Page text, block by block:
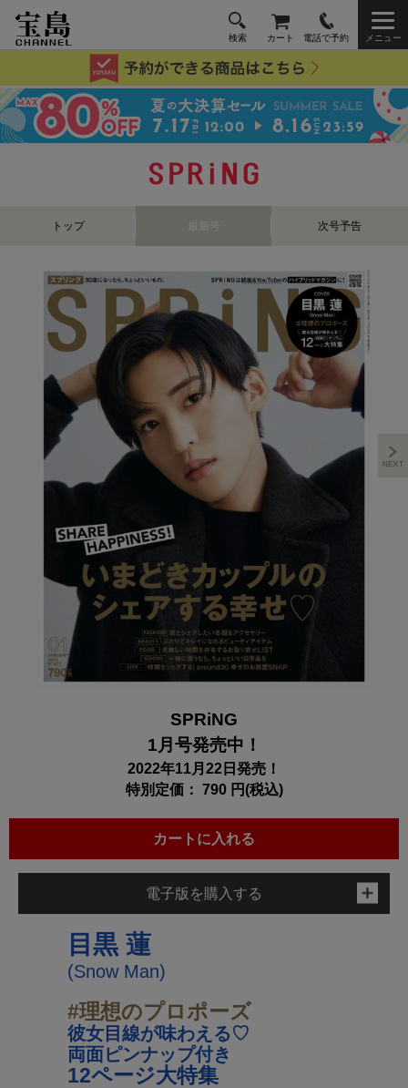
検索 カート 電話で予約 メニュー
トップ 最新号 次号予告
SPRiNG
1月号発売中！
2022年11月22日発売！
特別定価： 790 円(税込)
カートに入れる
電子版を購入する
目黒 蓮
(Snow Man)
#理想のプロポーズ
彼女目線が味わえる♡
両面ピンナップ付き
12ページ大特集